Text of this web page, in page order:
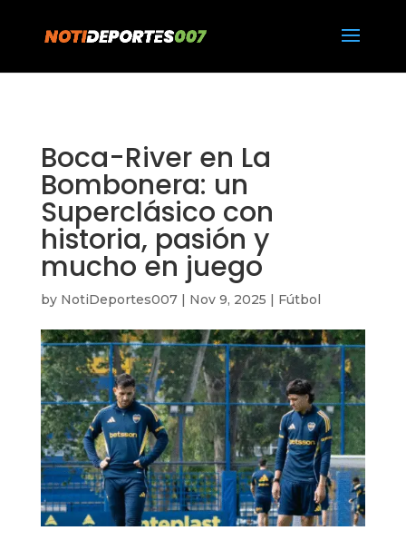
Boca-River en La
Bombonera: un
Superclásico con
historia, pasión y
mucho en juego
by NotiDeportes007| Nov 9, 2025 | Fútbol